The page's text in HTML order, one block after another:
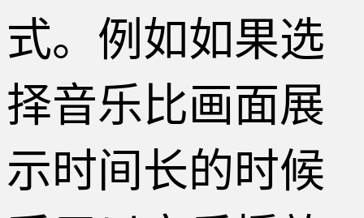
式。例如如果选
择音乐比画面展
示时间长的时候